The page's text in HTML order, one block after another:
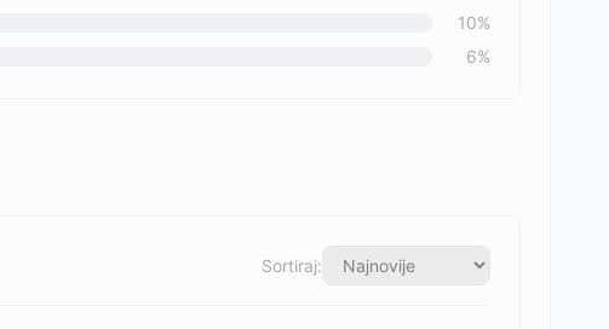
10%
6%
Sortiraj: